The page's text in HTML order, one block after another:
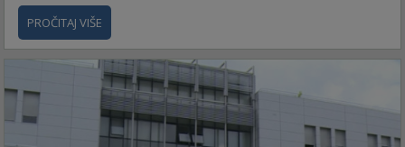
PROČITAJ VIŠE